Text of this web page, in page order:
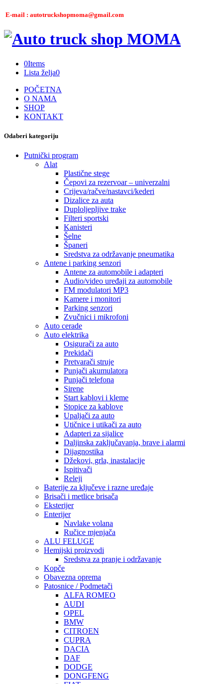
E-mail : autotruckshopmoma@gmail.com
0Items
Lista želja0
POČETNA
O NAMA
SHOP
KONTAKT
Odaberi kategoriju
Putnički program
Alat
Plastične stege
Čepovi za rezervoar – univerzalni
Crijeva/račve/nastavci/kederi
Dizalice za auta
Duploljepljive trake
Filteri sportski
Kanisteri
Šelne
Španeri
Sredstva za održavanje pneumatika
Antene i parking senzori
Antene za automobile i adapteri
Audio/video uređaji za automobile
FM modulatori MP3
Kamere i monitori
Parking senzori
Zvučnici i mikrofoni
Auto cerade
Auto elektrika
Osigurači za auto
Prekidači
Pretvarači struje
Punjači akumulatora
Punjači telefona
Sirene
Start kablovi i kleme
Stopice za kablove
Upaljači za auto
Utičnice i utikači za auto
Adapteri za sijalice
Daljinska zaključavanja, brave i alarmi
Dijagnostika
Džekovi, grla, inastalacije
Ispitivači
Releji
Baterije za ključeve i razne uređaje
Brisači i metlice brisača
Eksterijer
Enterijer
Navlake volana
Ručice mjenjača
ALU FELUGE
Hemijski proizvodi
Sredstva za pranje i održavanje
Kopče
Obavezna oprema
Patosnice / Podmetači
ALFA ROMEO
AUDI
OPEL
BMW
CITROEN
CUPRA
DACIA
DAF
DODGE
DONGFENG